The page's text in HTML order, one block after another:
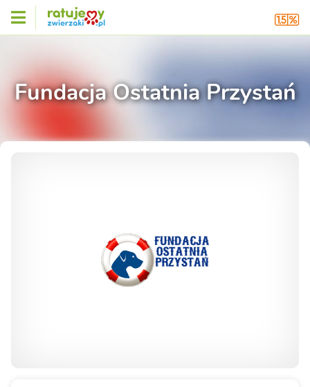
Fundacja Ostatnia Przystań